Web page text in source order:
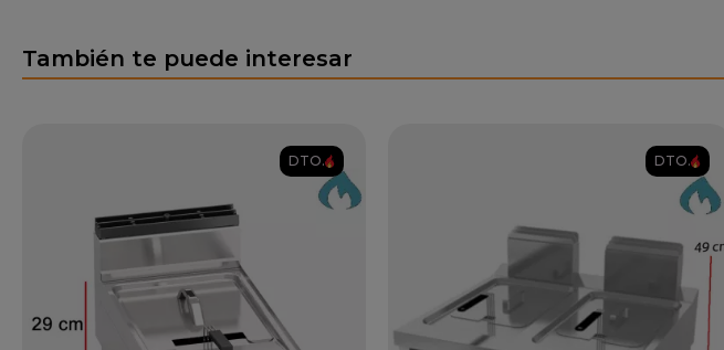
También te puede interesar
DTO. DTO.